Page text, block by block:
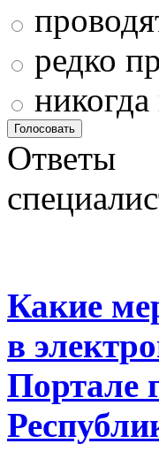
редко
Ответы
Какие
в
Портале